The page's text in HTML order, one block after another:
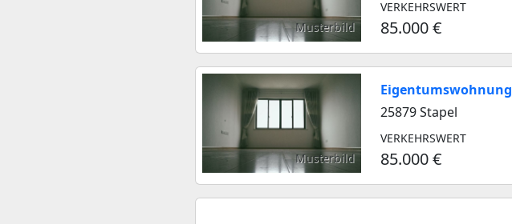
Musterbild
VERKEHRSWERT
85.000 €
Musterbild
Eigentumswohnung
25879 Stapel
VERKEHRSWERT
85.000 €